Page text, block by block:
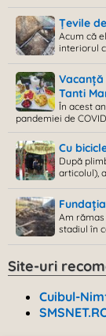
Țevile
Acum că
interiorul
Tanti
În acest
pandemiei de
Cu
După
articolul),
Am
stadiul în
Site-uri
Cuibul-